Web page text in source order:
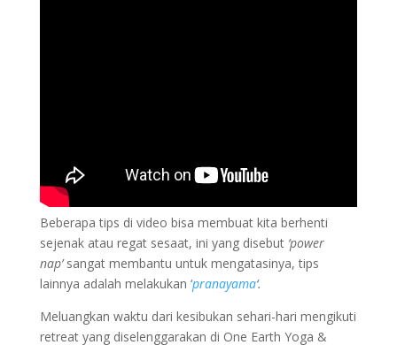
Beberapa tips di video bisa membuat kita berhenti
sejenak atau regat sesaat, ini yang disebut ‘power
nap’sangat membantu untuk mengatasinya, tips
lainnya adalah melakukan ‘pranayama‘.
Meluangkan waktu dari kesibukan sehari-hari mengikuti
retreat yang diselenggarakan di One Earth Yoga &